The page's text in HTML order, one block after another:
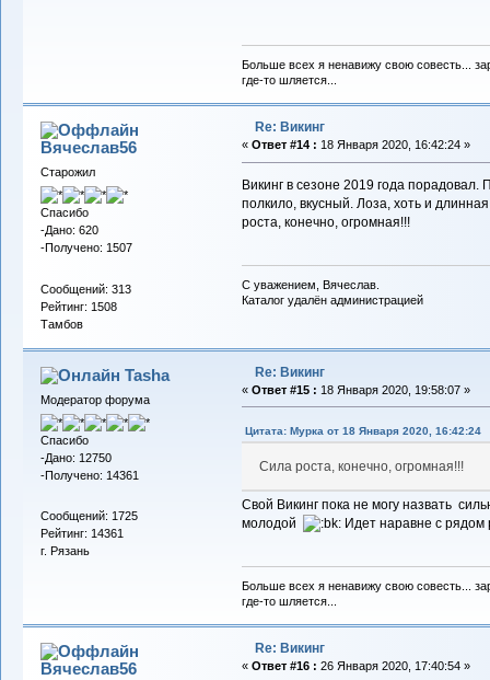
Больше всех я ненавижу свою совесть...
где-то шляется...
Вячеслав56
Старожил
Спасибо
-Дано: 620
-Получено: 1507
Сообщений: 313
Рейтинг: 1508
Тамбов
Re: Викинг
« Ответ #14 : 18 Января 2020, 16:42:24 »
Викинг в сезоне 2019 года порадовал.
полкило, вкусный. Лоза, хоть и
роста, конечно, огромная!!!
С уважением, Вячеслав.
Каталог удалён администрацией
Tasha
Модератор форума
Спасибо
-Дано: 12750
-Получено: 14361
Сообщений: 1725
Рейтинг: 14361
г. Рязань
Re: Викинг
« Ответ #15 : 18 Января 2020, 19:58:07 »
Цитата: Мурка от 18 Января 2020, 16:42:24
Сила роста, конечно, огромная!!!
Свой Викинг пока не могу назвать
молодой
Идет наравне с рядом
Больше всех я ненавижу свою совесть...
где-то шляется...
Вячеслав56
Re: Викинг
« Ответ #16 : 26 Января 2020, 17:40:54 »